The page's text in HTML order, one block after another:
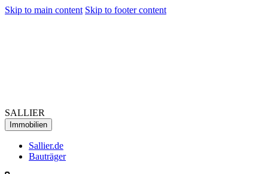
Skip to main content Skip to footer content
SALLIER
Immobilien
Sallier.de
Bauträger